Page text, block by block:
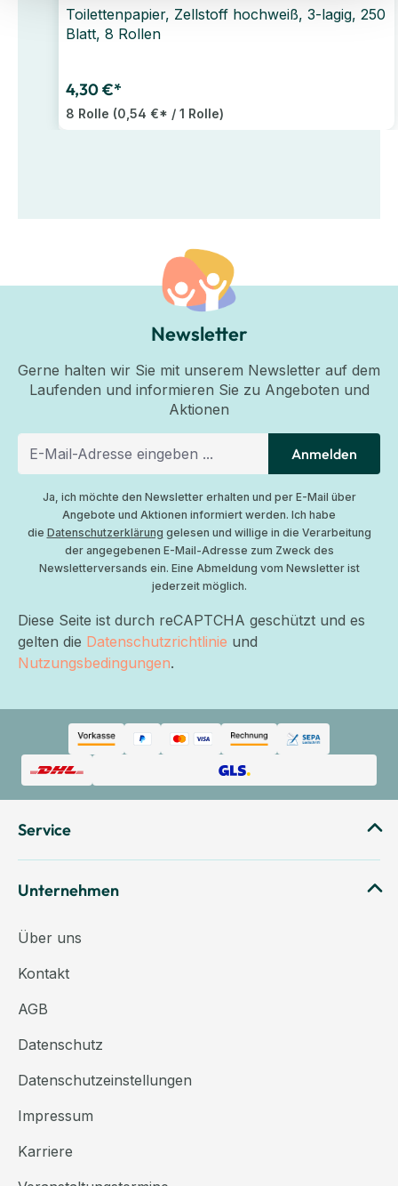
Toilettenpapier, Zellstoff hochweiß, 3-lagig, 250
Blatt, 8 Rollen
4,30 €*
8 Rolle (0,54 €* / 1 Rolle)
Newsletter
Gerne halten wir Sie mit unserem Newsletter auf dem
Laufenden und informieren Sie zu Angeboten und
Aktionen
Anmelden
Ja, ich möchte den Newsletter erhalten und per E-Mail über
Angebote und Aktionen informiert werden. Ich habe
die Datenschutzerklärung gelesen und willige in die Verarbeitung
der angegebenen E-Mail-Adresse zum Zweck des
Newsletterversands ein. Eine Abmeldung vom Newsletter ist
jederzeit möglich.
Diese Seite ist durch reCAPTCHA geschützt und es
gelten die Datenschutzrichtlinie und
Nutzungsbedingungen.
Service
Unternehmen
Über uns
Kontakt
AGB
Datenschutz
Datenschutzeinstellungen
Impressum
Karriere